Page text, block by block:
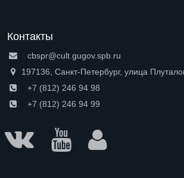
Контакты
cbspr@cult.gugov.spb.ru
197136, Санкт-Петербург, улица
+7 (812) 246 94 98
+7 (812) 246 94 99